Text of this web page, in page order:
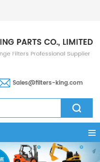
Sales@filters-king.com